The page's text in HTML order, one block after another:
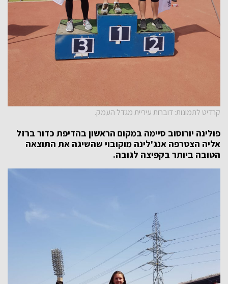
קרדיט לתמונות: דוברות עיריית מגדל העמק.
פולינה יורוסוב סיימה במקום הראשון בהדיפת כדור ברזל
אליה הצטרפה אנג'לינה מוקובוי שהשיגה את התוצאה
הטובה ביותר בקפיצה לגובה.